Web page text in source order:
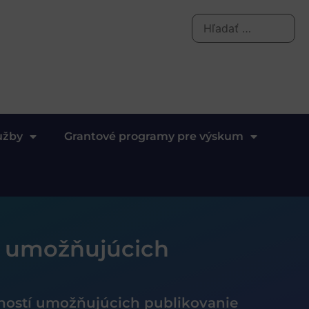
Grantové programy pre výskum
umožňujúcich
umožňujúcich publikovanie